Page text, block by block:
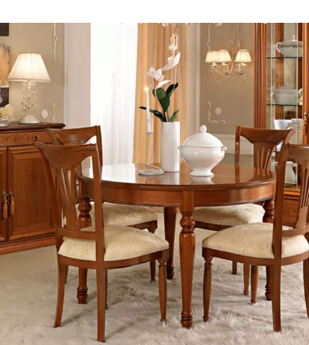
Email*
Μήνυμα*